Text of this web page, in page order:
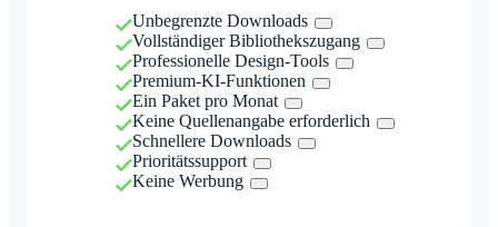
Unbegrenzte Downloads
Vollständiger Bibliothekszugang
Professionelle Design-Tools
Premium-KI-Funktionen
Ein Paket pro Monat
Keine Quellenangabe erforderlich
Schnellere Downloads
Prioritätssupport
Keine Werbung